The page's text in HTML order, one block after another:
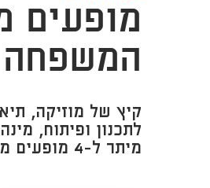
מופעים
המשפחה
קיץ של מוזיקה,
לתכנון ופיתוח,
מיתר ל-4 מופעים מוזיקליים בימי שלישי במהלך יולי-אוגוסט